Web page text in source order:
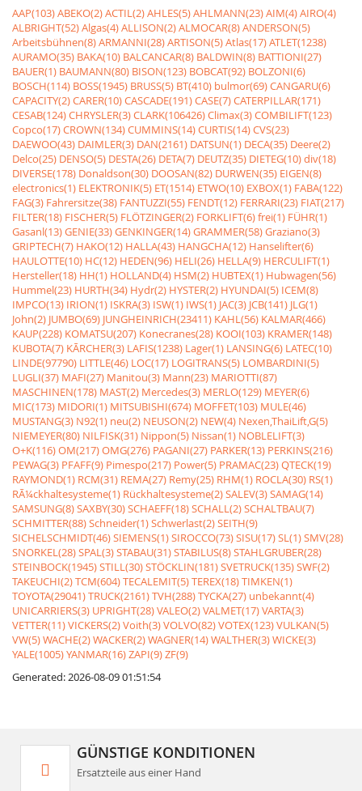
AAP(103)ABEKO(2)ACTIL(2)AHLES(5)AHLMANN(23)AIM(4)AIRO(4)
ALBRIGHT(52)Algas(4)ALLISON(2)ALMOCAR(8)ANDERSON(5)
Arbeitsbühnen(8)ARMANNI(28)ARTISON(5)Atlas(17)ATLET(1238)
AURAMO(35) BAKA(10) BALCANCAR(8) BALDWIN(8) BATTIONI(27)
BAUER(1) BAUMANN(80) BISON(123) BOBCAT(92) BOLZONI(6)
BOSCH(114) BOSS(1945) BRUSS(5) BT(410) bulmor(69)CANGARU(6)
CAPACITY(2)CARER(10)CASCADE(191)CASE(7)CATERPILLAR(171)
CESAB(124)CHRYSLER(3)CLARK(106426)Climax(3)COMBILIFT(123)
Copco(17)CROWN(134)CUMMINS(14)CURTIS(14)CVS(23)
DAEWOO(43) DAIMLER(3) DAN(2161) DATSUN(1) DECA(35) Deere(2)
Delco(25) DENSO(5) DESTA(26) DETA(7) DEUTZ(35) DIETEG(10)div(18)
DIVERSE(178) Donaldson(30) DOOSAN(82) DURWEN(35) EIGEN(8)
electronics(1) ELEKTRONIK(5) ET(1514) ETWO(10) EXBOX(1) FABA(122)
FAG(3) Fahrersitze(38) FANTUZZI(55) FENDT(12) FERRARI(23) FIAT(217)
FILTER(18) FISCHER(5) FLÖTZINGER(2) FORKLIFT(6)frei(1) FÜHR(1)
Gasanl(13)GENIE(33)GENKINGER(14)GRAMMER(58)Graziano(3)
GRIPTECH(7) HAKO(12) HALLA(43) HANGCHA(12) Hanselifter(6)
HAULOTTE(10) HC(12) HEDEN(96) HELI(26) HELLA(9) HERCULIFT(1)
Hersteller(18) HH(1) HOLLAND(4) HSM(2) HUBTEX(1) Hubwagen(56)
Hummel(23) HURTH(34) Hydr(2) HYSTER(2) HYUNDAI(5) ICEM(8)
IMPCO(13) IRION(1) ISKRA(3) ISW(1) IWS(1) JAC(3) JCB(141) JLG(1)
John(2) JUMBO(69) JUNGHEINRICH(23411) KAHL(56) KALMAR(466)
KAUP(228) KOMATSU(207) Konecranes(28) KOOI(103) KRAMER(148)
KUBOTA(7) KÃRCHER(3) LAFIS(1238) Lager(1) LANSING(6) LATEC(10)
LINDE(97790) LITTLE(46) LOC(17) LOGITRANS(5) LOMBARDINI(5)
LUGLI(37) MAFI(27) Manitou(3) Mann(23) MARIOTTI(87)
MASCHINEN(178) MAST(2) Mercedes(3) MERLO(129) MEYER(6)
MIC(173) MIDORI(1) MITSUBISHI(674) MOFFET(103) MULE(46)
MUSTANG(3) N92(1) neu(2) NEUSON(2) NEW(4) Nexen,ThaiLift,G(5)
NIEMEYER(80) NILFISK(31) Nippon(5) Nissan(1) NOBLELIFT(3)
O+K(116)OM(217)OMG(276) PAGANI(27) PARKER(13) PERKINS(216)
PEWAG(3) PFAFF(9) Pimespo(217) Power(5) PRAMAC(23)QTECK(19)
RAYMOND(1) RCM(31) REMA(27) Remy(25) RHM(1) ROCLA(30) RS(1)
RÃ¼ckhaltesysteme(1) Rückhaltesysteme(2)SALEV(3)SAMAG(14)
SAMSUNG(8)SAXBY(30)SCHAEFF(18)SCHALL(2)SCHALTBAU(7)
SCHMITTER(88)Schneider(1)Schwerlast(2)SEITH(9)
SICHELSCHMIDT(46)SIEMENS(1)SIROCCO(73)SISU(17)SL(1)SMV(28)
SNORKEL(28)SPAL(3)STABAU(31)STABILUS(8)STAHLGRUBER(28)
STEINBOCK(1945)STILL(30)STÖCKLIN(181)SVETRUCK(135)SWF(2)
TAKEUCHI(2)TCM(604)TECALEMIT(5)TEREX(18)TIMKEN(1)
TOYOTA(29041)TRUCK(2161)TVH(288)TYCKA(27) unbekannt(4)
UNICARRIERS(3) UPRIGHT(28)VALEO(2)VALMET(17)VARTA(3)
VETTER(11)VICKERS(2)Voith(3)VOLVO(82)VOTEX(123)VULKAN(5)
VW(5)WACHE(2)WACKER(2)WAGNER(14)WALTHER(3)WICKE(3)
YALE(1005)YANMAR(16)ZAPI(9)ZF(9)
Generated: 2026-08-09 01:51:54
GÜNSTIGE KONDITIONEN
Ersatzteile aus einer Hand